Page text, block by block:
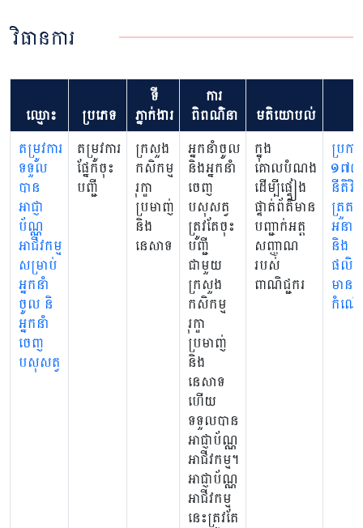
វិធានការ
ឈ្មោះ ប្រភេទ
ទី
ភ្នាក់ងារ
ការ
ពិពណ៌នា
មតិយោបល់
តម្រូវការ
ទទួល
បាន
អាជ្ញា
ប័ណ្ណ
អាជីវកម្ម
សម្រាប់
អ្នកនាំ
ចូល និ
អ្នកនាំ
ចេញ
បសុសត្វ
តម្រូវការ
ផ្នែកចុះ
បញ្ជី
ក្រសួង
កសិកម្ម
រុក្ខា
ប្រមាញ់
និង
នេសាទ
អ្នកនាំចូល
និងអ្នកនាំ
ចេញ
បសុសត្វ
ត្រូវតែចុះ
បញ្ជី
ជាមួយ
ក្រសួង
កសិកម្ម
រុក្ខា
ប្រមាញ់
និង
នេសាទ
ហើយ
ទទួលបាន
អាជ្ញាប័ណ្ណ
អាជីវកម្ម។
អាជ្ញាប័ណ្ណ
អាជីវកម្ម
នេះត្រូវតែ
ក្នុង
គោលបំណង
ដើម្បីផ្ទៀង
ផ្ទាត់ព័ត៌មាន
បញ្ជាក់អត្ត
សញ្ញាណ
របស់
ពាណិជ្ជករ
ប្រក
១៧៨
នីតិវិធី
ត្រួត
អនា
និង
ផលិ
មានដ
កំណើ